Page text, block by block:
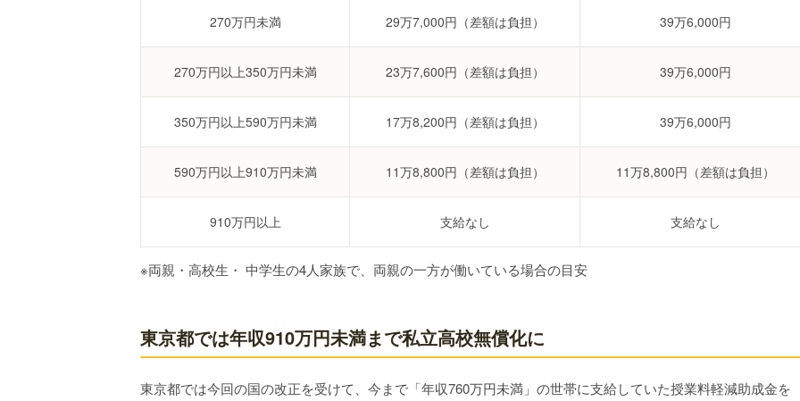
270万円未満 29万7,000円（差額は負担） 39万6,000円
270万円以上350万円未満 23万7,600円（差額は負担） 39万6,000円
350万円以上590万円未満 17万8,200円（差額は負担） 39万6,000円
590万円以上910万円未満 11万8,800円（差額は負担） 11万8,800円（差額は負担）
910万円以上 支給なし 支給なし
※両親・高校生・ 中学生の4人家族で、両親の一方が働いている場合の目安
東京都では年収910万円未満まで私立高校無償化に
東京都では今回の国の改正を受けて、今まで「年収760万円未満」の世帯に支給していた授業料軽減助成金を